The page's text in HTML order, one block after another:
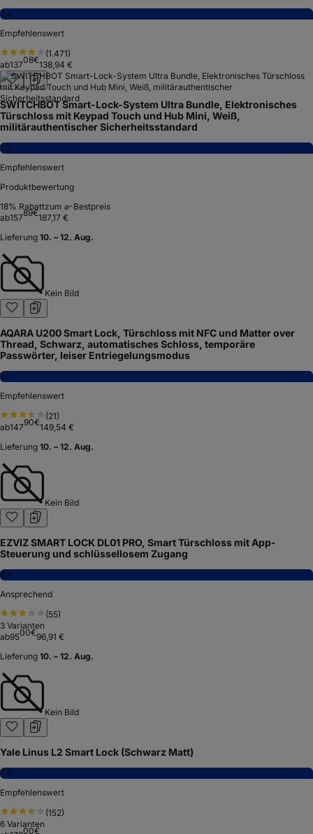
7,4
Empfehlenswert
(1.471)
ab13708€138,94 €
SWITCHBOT Smart-Lock-System Ultra Bundle, Elektronisches
Türschloss mit Keypad Touch und Hub Mini, Weiß,
militärauthentischer Sicherheitsstandard
7,3
Empfehlenswert
Produktbewertung
18% Rabattzum ⌀-Bestpreis
ab15789€187,17 €
Lieferung 10. – 12. Aug.
Kein Bild
AQARA U200 Smart Lock, Türschloss mit NFC und Matter over
Thread, Schwarz, automatisches Schloss, temporäre
Passwörter, leiser Entriegelungsmodus
7,2
Empfehlenswert
(21)
ab14790€149,54 €
Lieferung 10. – 12. Aug.
Kein Bild
EZVIZ SMART LOCK DL01 PRO, Smart Türschloss mit App-
Steuerung und schlüssellosem Zugang
6,4
Ansprechend
(55)
3 Varianten
ab9500€96,91 €
Lieferung 10. – 12. Aug.
Kein Bild
Yale Linus L2 Smart Lock (Schwarz Matt)
7,4
Empfehlenswert
(152)
6 Varianten
00€